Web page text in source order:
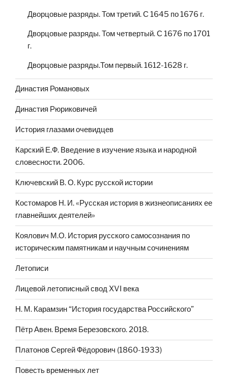
Дворцовые разряды. Том третий. С 1645 по 1676 г.
Дворцовые разряды. Том четвертый. С 1676 по 1701
г.
Дворцовые разряды.Том первый. 1612-1628 г.
Династия Романовых
Династия Рюриковичей
История глазами очевидцев
Карский Е.Ф. Введение в изучение языка и народной
словесности. 2006.
Ключевский В. О. Курс русской истории
Костомаров Н. И. «Русская история в жизнеописаниях ее
главнейших деятелей»
Коялович М.О. История русского самосознания по
историческим памятникам и научным сочинениям
Летописи
Лицевой летописный свод XVI века
Н. М. Карамзин “История государства Российского”
Пётр Авен. Время Березовского. 2018.
Платонов Сергей Фёдорович (1860-1933)
Повесть временных лет